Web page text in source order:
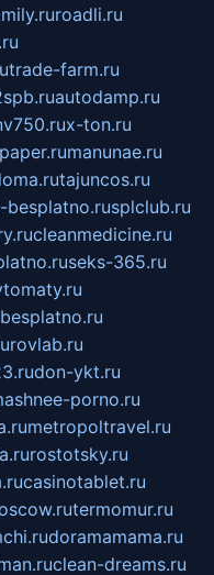
roadli.ru
trade-farm.ru
autodamp.ru
x-ton.ru
manunae.ru
tajuncos.ru
splclub.ru
cleanmedicine.ru
seks-365.ru
don-ykt.ru
porno.ru
metropoltravel.ru
rostotsky.ru
casinotablet.ru
termomur.ru
doramamama.ru
clean-dreams.ru